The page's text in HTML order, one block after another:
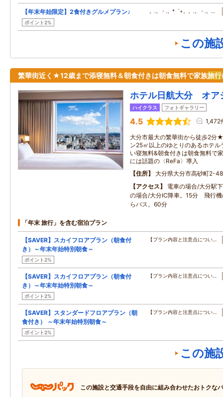
【年末年始限定】2食付きグルメプラン♪
ポイント2%
。.。・.。*゜+。。.。・.。…
この施
繁華街近く★12歳まで添寝無料＆朝食付きは朝食無料で家族旅行
ホテル日航大分 オア
ハイクラス フォトギャラリー
4.5 1,472
大分市最大の繁華街から徒歩2分
ン25㎡以上のゆとりのあるホテ
い寝無料&朝食付きは朝食無料で
には話題の〈ReFa〉導入
住所
大分県大分市高砂町2-48
アクセス
電車の場合/大分駅
の場合/大分IC降車。15分 飛行機
らバス。60分
「年末 旅行」を含む宿泊プラン
【SAVER】スカイフロアプラン（朝食付
き）～年末年始特別朝食～
ポイント2%
【プラン内容と注意点につい…
【SAVER】スカイフロアプラン（朝食付
き）～年末年始特別朝食～
ポイント2%
【プラン内容と注意点につい…
【SAVER】スタンダードフロアプラン（朝
食付き） ～年末年始特別朝食～
ポイント2%
【プラン内容と注意点につい…
この施
この施設と交通手段を自由に組み合わせたおトクな